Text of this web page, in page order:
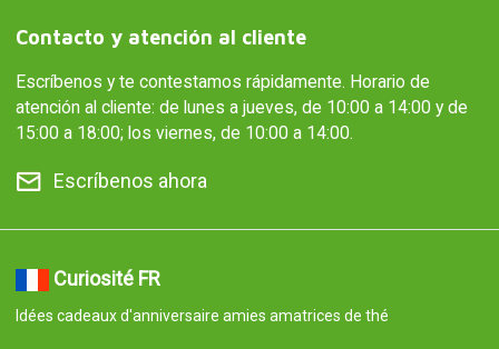
Contacto y atención al cliente
Escríbenos y te contestamos rápidamente. Horario de
atención al cliente: de lunes a jueves, de 10:00 a 14:00 y de
15:00 a 18:00; los viernes, de 10:00 a 14:00.
Escríbenos ahora
Curiosité FR
Idées cadeaux d'anniversaire amies amatrices de thé